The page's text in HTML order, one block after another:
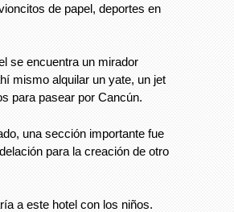
de papel, deportes en
se encuentra un mirador
mismo alquilar un yate, un jet
para pasear por Cancún.
una sección importante fue
para la creación de otro
a este hotel con los niños.